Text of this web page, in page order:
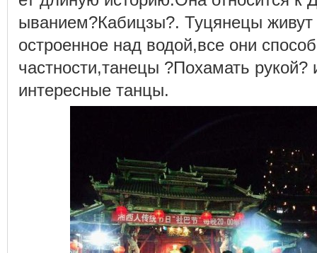
ыванием?Кабицзы?. Туцянецы живут
остроенное над водой,все они
частности,танецы ?Похамать
интересные танцы.